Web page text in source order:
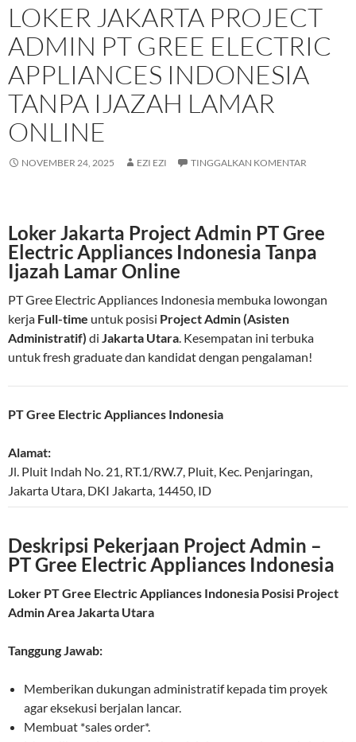
LOKER JAKARTA PROJECT
ADMIN PT GREE ELECTRIC
APPLIANCES INDONESIA
TANPA IJAZAH LAMAR
ONLINE
NOVEMBER 24, 2025 EZI EZI TINGGALKAN KOMENTAR
Loker Jakarta Project Admin PT Gree
Electric Appliances Indonesia Tanpa
Ijazah Lamar Online
PT Gree Electric Appliances Indonesia membuka lowongan
kerja Full-time untuk posisi Project Admin (Asisten
Administratif) di Jakarta Utara. Kesempatan ini terbuka
untuk fresh graduate dan kandidat dengan pengalaman!
PT Gree Electric Appliances Indonesia
Alamat:
Jl. Pluit Indah No. 21, RT.1/RW.7, Pluit, Kec. Penjaringan,
Jakarta Utara, DKI Jakarta, 14450, ID
Deskripsi Pekerjaan Project Admin –
PT Gree Electric Appliances Indonesia
Loker PT Gree Electric Appliances Indonesia Posisi Project
Admin Area Jakarta Utara
Tanggung Jawab:
Memberikan dukungan administratif kepada tim proyek
agar eksekusi berjalan lancar.
Membuat *sales order*.